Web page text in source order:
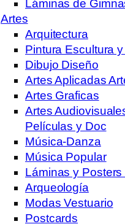
Láminas de
Artes
Arquitectura
Pintura Escultura
Dibujo Diseño
Artes Aplicadas
Artes Graficas
Artes
Películas y Doc
Música-Danza
Música Popular
Láminas y Posters
Arqueología
Modas Vestuario
Postcards